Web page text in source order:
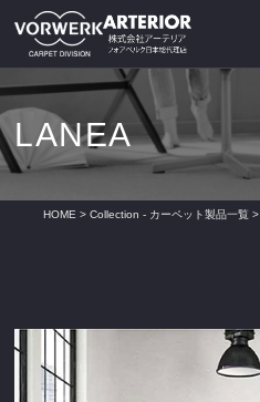
LANEA
HOME > Collection - カーペット製品一覧>